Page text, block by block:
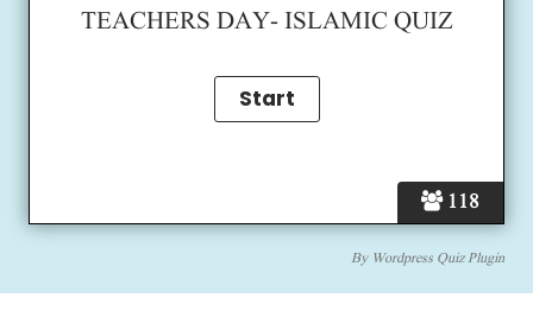
118
TEACHERS DAY- ISLAMIC QUIZ
By Wordpress Quiz Plugin